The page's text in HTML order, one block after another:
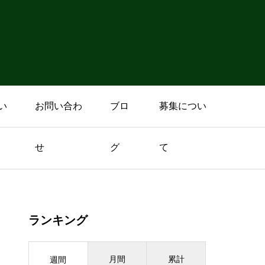
お問い合わ
せ
ブロ
グ
募集につい
て
ランキング
週間 月間 累計